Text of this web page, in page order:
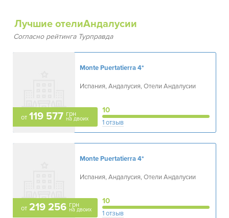
Лучшие отелиАндалусии
Согласно рейтинга Турправда
от 119 577 грн
на двоих
Monte Puertatierra4*
Испания, Андалусия, Отели Андалусии
10
1 отзыв
от 219 256 грн
на двоих
Monte Puertatierra4*
Испания, Андалусия, Отели Андалусии
10
1 отзыв